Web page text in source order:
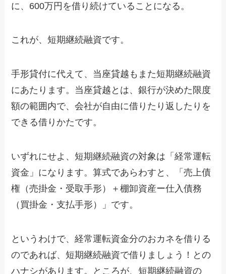
に、600万円を借り続けていることになる。
これが、短期継続融資です。
手形貸付に代えて、当座貸越もまた短期継続融資
にあたります。当座貸越とは、銀行が決めた限度
額の範囲内で、会社が自由に借りたり返したりを
できる借りかたです。
いずれにせよ、短期継続融資の対象は「経常運転
資金」になります。算式であらわすと、「売上債
権（売掛金・受取手形）＋棚卸資産ー仕入債務
（買掛金・支払手形）」です。
というわけで、経常運転資金分のおカネを借りる
のであれば、短期継続融資で借りましょう！との
ハナシがあります。ところが、短期継続融資の